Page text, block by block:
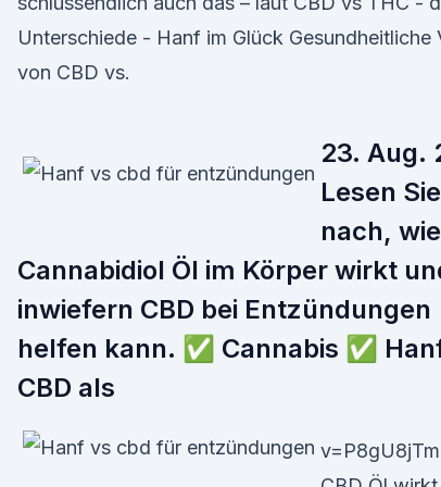
Unterschiede - Hanf im Glück Gesundheitliche
von CBD vs.
23. Aug.
Lesen
nach, wie
Cannabidiol Öl im Körper wirkt
inwiefern CBD bei Entzündungen
helfen kann. ✅ Cannabis ✅
CBD als